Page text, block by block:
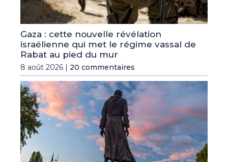
Gaza : cette nouvelle révélation
israélienne qui met le régime vassal de
Rabat au pied du mur
8 août 2026 | 20 commentaires